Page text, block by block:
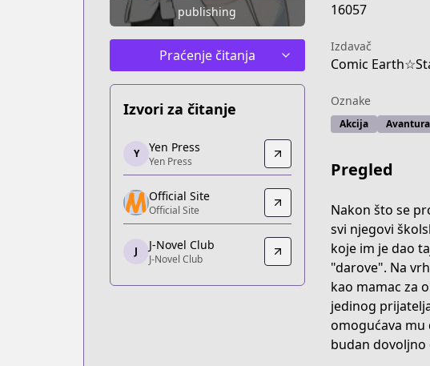
publishing
Praćenje čitanja
Izvori za čitanje
Yen Press
Yen Press
https://yenpress.com/series/my-instant-death-
Official Site
Official Site
https://www.comic-earthstar.jp/detail/
J-Novel Club
https://j-novel.club/series/my-instant-death-
Y Yen Press
Yen Press
Official Site
Official Site
J J-Novel Club
J-Novel Club
16057
Izdavač
Comic
Oznake
Akcija Avantura
Pregled
Nakon što se
svi njegovi
koje im je dao
"darove". Na
kao mamac za
jedinog
omogućava
budan dovoljno